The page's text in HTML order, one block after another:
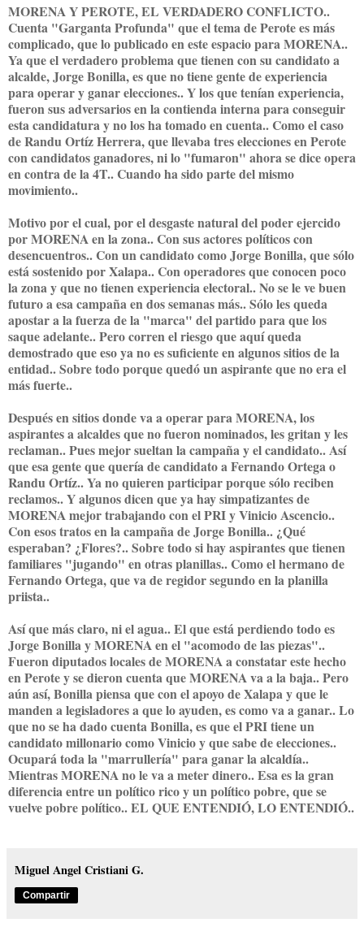
MORENA Y PEROTE, EL VERDADERO CONFLICTO..
Cuenta "Garganta Profunda" que el tema de Perote es más
complicado, que lo publicado en este espacio para MORENA..
Ya que el verdadero problema que tienen con su candidato a
alcalde, Jorge Bonilla, es que no tiene gente de experiencia
para operar y ganar elecciones.. Y los que tenían experiencia,
fueron sus adversarios en la contienda interna para conseguir
esta candidatura y no los ha tomado en cuenta.. Como el caso
de Randu Ortíz Herrera, que llevaba tres elecciones en Perote
con candidatos ganadores, ni lo "fumaron" ahora se dice opera
en contra de la 4T.. Cuando ha sido parte del mismo
movimiento..
Motivo por el cual, por el desgaste natural del poder ejercido
por MORENA en la zona.. Con sus actores políticos con
desencuentros.. Con un candidato como Jorge Bonilla, que sólo
está sostenido por Xalapa.. Con operadores que conocen poco
la zona y que no tienen experiencia electoral.. No se le ve buen
futuro a esa campaña en dos semanas más.. Sólo les queda
apostar a la fuerza de la "marca" del partido para que los
saque adelante.. Pero corren el riesgo que aquí queda
demostrado que eso ya no es suficiente en algunos sitios de la
entidad.. Sobre todo porque quedó un aspirante que no era el
más fuerte..
Después en sitios donde va a operar para MORENA, los
aspirantes a alcaldes que no fueron nominados, les gritan y les
reclaman.. Pues mejor sueltan la campaña y el candidato.. Así
que esa gente que quería de candidato a Fernando Ortega o
Randu Ortíz.. Ya no quieren participar porque sólo reciben
reclamos.. Y algunos dicen que ya hay simpatizantes de
MORENA mejor trabajando con el PRI y Vinicio Ascencio..
Con esos tratos en la campaña de Jorge Bonilla.. ¿Qué
esperaban? ¿Flores?.. Sobre todo si hay aspirantes que tienen
familiares "jugando" en otras planillas.. Como el hermano de
Fernando Ortega, que va de regidor segundo en la planilla
priista..
Así que más claro, ni el agua.. El que está perdiendo todo es
Jorge Bonilla y MORENA en el "acomodo de las piezas"..
Fueron diputados locales de MORENA a constatar este hecho
en Perote y se dieron cuenta que MORENA va a la baja.. Pero
aún así, Bonilla piensa que con el apoyo de Xalapa y que le
manden a legisladores a que lo ayuden, es como va a ganar.. Lo
que no se ha dado cuenta Bonilla, es que el PRI tiene un
candidato millonario como Vinicio y que sabe de elecciones..
Ocupará toda la "marrullería" para ganar la alcaldía..
Mientras MORENA no le va a meter dinero.. Esa es la gran
diferencia entre un político rico y un político pobre, que se
vuelve pobre político.. EL QUE ENTENDIÓ, LO ENTENDIÓ..
Miguel Angel Cristiani G.
Compartir